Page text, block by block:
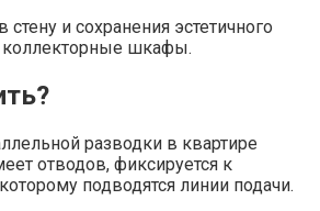
и сохранения эстетичного
коллекторные шкафы.
разводки в квартире
отводов, фиксируется к
подводятся линии подачи.